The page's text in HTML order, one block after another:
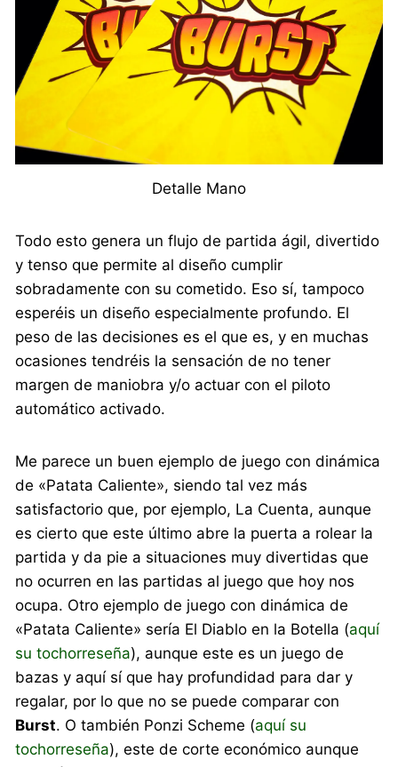
Detalle Mano
Todo esto genera un flujo de partida ágil, divertido
y tenso que permite al diseño cumplir
sobradamente con su cometido. Eso sí, tampoco
esperéis un diseño especialmente profundo. El
peso de las decisiones es el que es, y en muchas
ocasiones tendréis la sensación de no tener
margen de maniobra y/o actuar con el piloto
automático activado.
Me parece un buen ejemplo de juego con dinámica
de «Patata Caliente», siendo tal vez más
satisfactorio que, por ejemplo, La Cuenta, aunque
es cierto que este último abre la puerta a rolear la
partida y da pie a situaciones muy divertidas que
no ocurren en las partidas al juego que hoy nos
ocupa. Otro ejemplo de juego con dinámica de
«Patata Caliente» sería El Diablo en la Botella (aquí
su tochorreseña), aunque este es un juego de
bazas y aquí sí que hay profundidad para dar y
regalar, por lo que no se puede comparar con
Burst. O también Ponzi Scheme (aquí su
tochorreseña), este de corte económico aunque